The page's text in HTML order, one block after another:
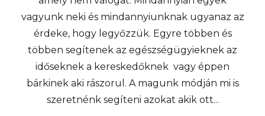
vagyunk neki és mindannyiunknak ugyanaz az
érdeke, hogy legyőzzük. Egyre többen és
többen segítenek az egészségügyieknek az
időseknek a kereskedőknek vagy éppen
bárkinek aki rászorul. A magunk módján mi is
szeretnénk segíteni azokat akik ott...